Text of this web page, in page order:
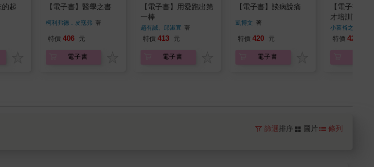
的起
【電子書】醫學之書
柯利弗德．皮寇弗著
特價 406 元
電子書
【電子書】用愛跑出第
一棒
趙有誠、邱淑宜 著
特價 413 元
電子書
【電子書】談病說痛
凱博文 著
特價 420 元
電子書
【電子書】
才培訓寶典
小暮裕之
特價 420
篩選排序 圖片 條列